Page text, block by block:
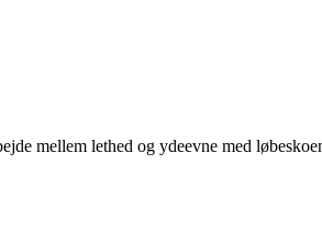
mellem lethed og ydeevne med